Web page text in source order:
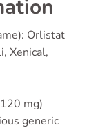
Orlistat
Xenical,
mg)
generic